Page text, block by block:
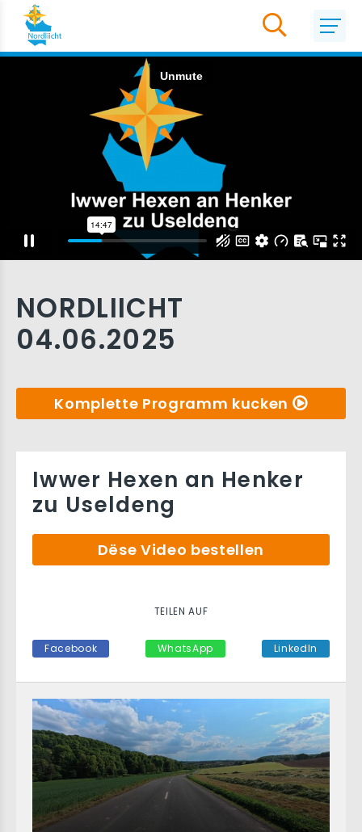
NORDLIICHT
04.06.2025
Komplette Programm kucken
Iwwer Hexen an Henker
zu Useldeng
Dëse Video bestellen
TEILEN AUF
Facebook WhatsApp LinkedIn